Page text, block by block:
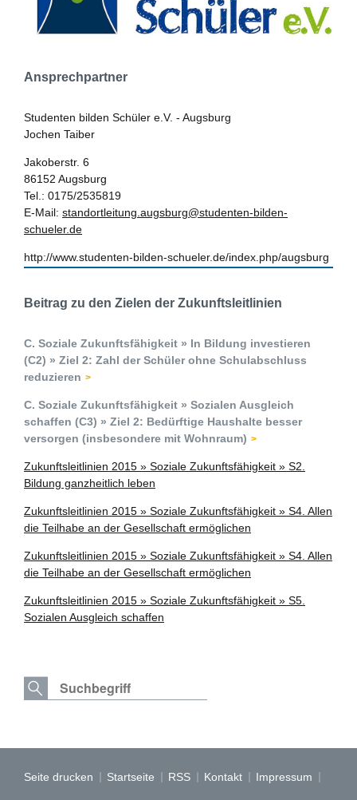
Ansprechpartner
Studenten bilden Schüler e.V. - Augsburg
Jochen Taiber
Jakoberstr. 6
86152 Augsburg
Tel.: 0175/2535819
E-Mail: standortleitung.augsburg@studenten-bilden-
schueler.de
http://www.studenten-bilden-schueler.de/index.php/augsburg
Beitrag zu den Zielen der Zukunftsleitlinien
C. Soziale Zukunftsfähigkeit » In Bildung investieren
(C2) » Ziel 2: Zahl der Schüler ohne Schulabschluss
reduzieren
C. Soziale Zukunftsfähigkeit » Sozialen Ausgleich
schaffen (C3) » Ziel 2: Bedürftige Haushalte besser
versorgen (insbesondere mit Wohnraum)
Zukunftsleitlinien 2015 » Soziale Zukunftsfähigkeit » S2.
Bildung ganzheitlich leben
Zukunftsleitlinien 2015 » Soziale Zukunftsfähigkeit » S4. Allen
die Teilhabe an der Gesellschaft ermöglichen
Zukunftsleitlinien 2015 » Soziale Zukunftsfähigkeit » S4. Allen
die Teilhabe an der Gesellschaft ermöglichen
Zukunftsleitlinien 2015 » Soziale Zukunftsfähigkeit » S5.
Sozialen Ausgleich schaffen
Seite drucken Startseite RSS Kontakt Impressum